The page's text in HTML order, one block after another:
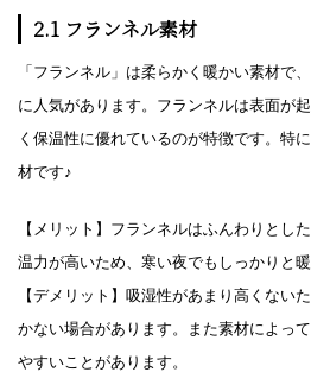
2.1 フランネル素材
「フランネル」は柔らかく暖かい素材で
に人気があります。フランネルは表面が
く保温性に優れているのが特徴です。特
材です♪
【メリット】フランネルはふんわりとし
温力が高いため、寒い夜でもしっかりと
【デメリット】吸湿性があまり高くない
かない場合があります。また素材によっ
やすいことがあります。